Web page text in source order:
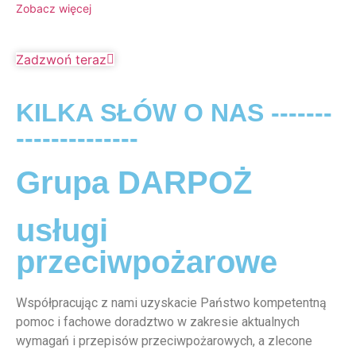
Zobacz więcej
Zadzwoń teraz
KILKA SŁÓW O NAS -------
--------------
Grupa DARPOŻ
usługi
przeciwpożarowe
Współpracując z nami uzyskacie Państwo kompetentną
pomoc i fachowe doradztwo w zakresie aktualnych
wymagań i przepisów przeciwpożarowych, a zlecone